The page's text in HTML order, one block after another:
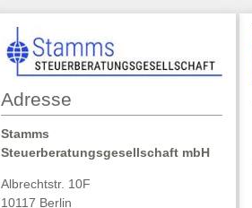
Adresse
Stamms
Steuerberatungsgesellschaft mbH
Albrechtstr. 10F
10117 Berlin